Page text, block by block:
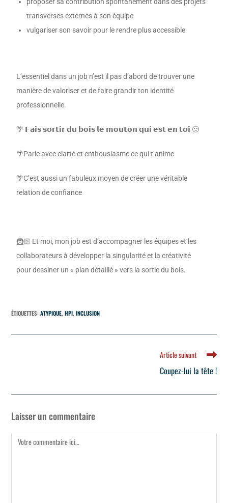
transverses externes à son équipe
vulgariser son savoir pour le rendre plus accessible
L’essentiel dans un job n’est il pas d’abord de trouver une
manière de valoriser et de faire grandir ton identité
professionnelle.
🌴 𝗙𝗮𝗶𝘀 𝘀𝗼𝗿𝘁𝗶𝗿 𝗱𝘂 𝗯𝗼𝗶𝘀 𝗹𝗲 𝗺𝗼𝘂𝘁𝗼𝗻 𝗾𝘂𝗶 𝗲𝘀𝘁 𝗲𝗻 𝘁𝗼𝗶 🙂
🌴Parle avec clarté et enthousiasme ce qui t’anime
🌴C’est aussi un fabuleux moyen de créer une véritable
relation de confiance
🦹🏻 Et moi, mon job est d’accompagner les équipes et les
collaborateurs à développer la singularité et la créativité
pourdessiner un « plan détaillé » vers la sortie du bois.
ÉTIQUETTES:ATYPIQUE, HPI, INCLUSION
Article suivant
Coupez-lui la tête !
Laisser un commentaire